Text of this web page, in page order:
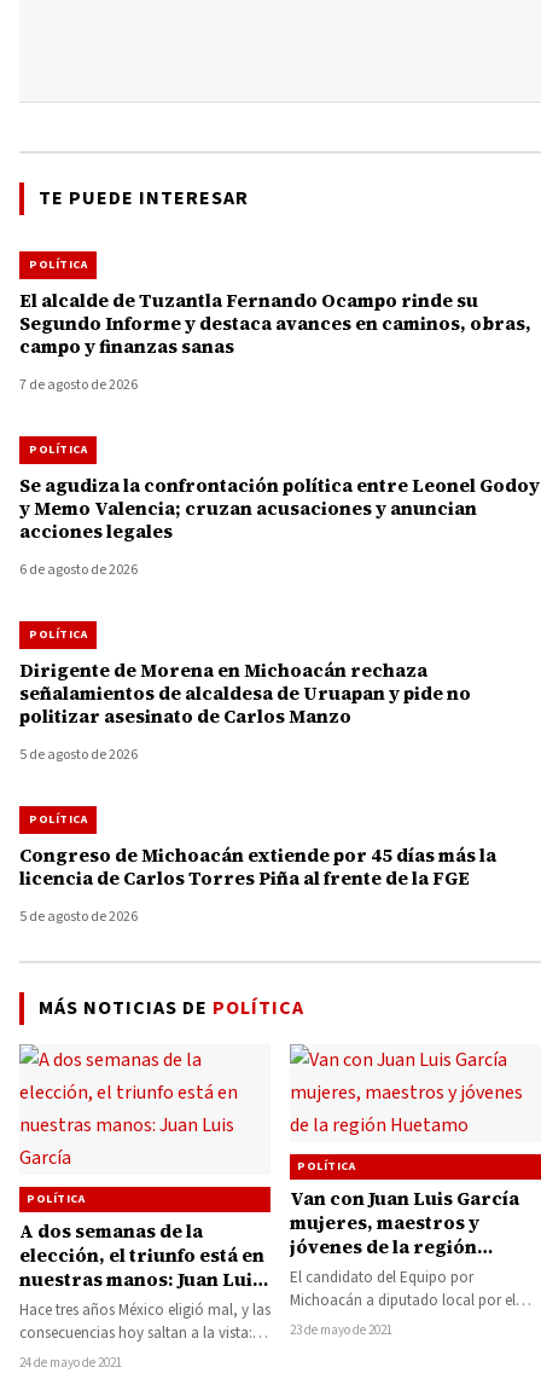
TE PUEDE INTERESAR
POLÍTICA
El alcalde de Tuzantla Fernando Ocampo rinde su
Segundo Informe y destaca avances en caminos, obras,
campo y finanzas sanas
7 de agosto de 2026
POLÍTICA
Se agudiza la confrontación política entre Leonel Godoy
y Memo Valencia; cruzan acusaciones y anuncian
acciones legales
6 de agosto de 2026
POLÍTICA
Dirigente de Morena en Michoacán rechaza
señalamientos de alcaldesa de Uruapan y pide no
politizar asesinato de Carlos Manzo
5 de agosto de 2026
POLÍTICA
Congreso de Michoacán extiende por 45 días más la
licencia de Carlos Torres Piña al frente de la FGE
5 de agosto de 2026
MÁS NOTICIAS DE POLÍTICA
POLÍTICA
A dos semanas de la
elección, el triunfo está en
nuestras manos: Juan Luis
García
Hace tres años México eligió mal, y las
consecuencias hoy saltan a la vista:
hay más desempleo, más…
24 de mayo de 2021
POLÍTICA
Van con Juan Luis García
mujeres, maestros y
jóvenes de la región
Huetamo
El candidato del Equipo por
Michoacán a diputado local por el
Distrito de Huetamo, Juan Luis García
23 de mayo de 2021